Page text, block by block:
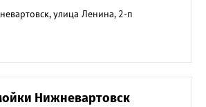
улица Ленина, 2-п
Нижневартовск